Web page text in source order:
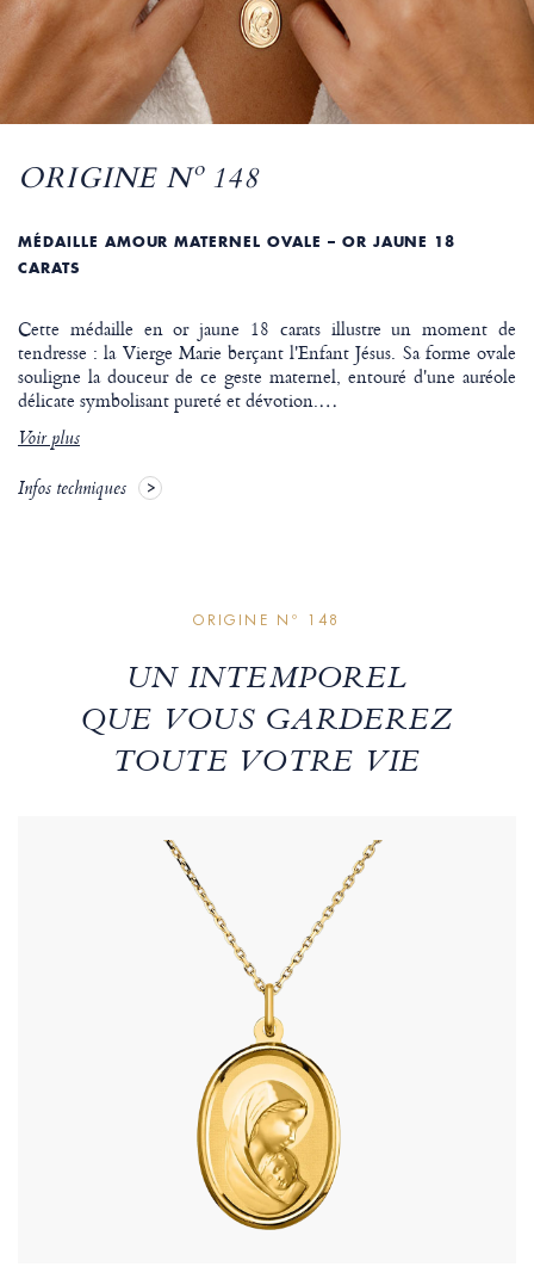
ORIGINE Nº 148
MÉDAILLE AMOUR MATERNEL OVALE – OR JAUNE 18
CARATS
Cette médaille en or jaune 18 carats illustre un moment de
tendresse : la Vierge Marie berçant l'Enfant Jésus. Sa forme ovale
souligne la douceur de ce geste maternel, entouré d'une auréole
délicate symbolisant pureté et dévotion.…
Voir plus
Infos techniques
ORIGINE Nº 148
UN INTEMPOREL
QUE VOUS GARDEREZ
TOUTE VOTRE VIE